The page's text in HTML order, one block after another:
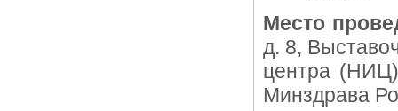
Место
д. 8,
центра
Минздрава